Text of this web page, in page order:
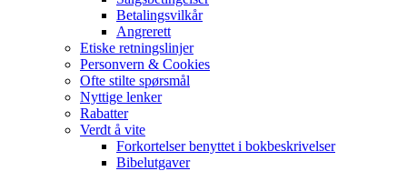
Betalingsvilkår
Angrerett
Etiske retningslinjer
Personvern & Cookies
Ofte stilte spørsmål
Nyttige lenker
Rabatter
Verdt å vite
Forkortelser benyttet i bokbeskrivelser
Bibelutgaver